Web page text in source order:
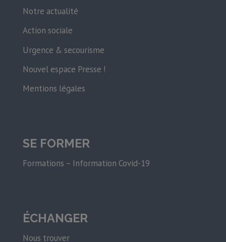
Notre actualité
Action sociale
Urgence & secourisme
Nouvel espace Presse !
Mentions légales
SE FORMER
Formations – Information Covid-19
ÉCHANGER
Nous trouver